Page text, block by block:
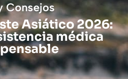
Consejos
Asiático 2026:
médica